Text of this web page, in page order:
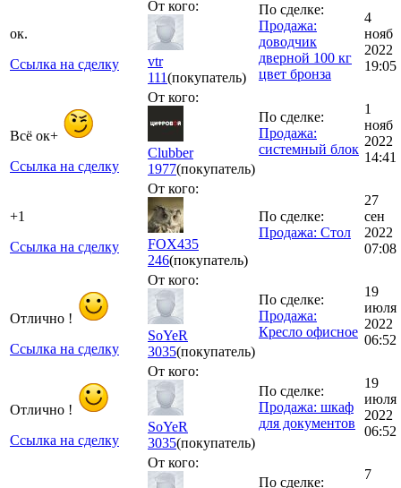
ок.
Ссылка на сделку
От кого:
vtr
111(покупатель)
По сделке:
Продажа:
доводчик
дверной 100 кг
цвет бронза
4
нояб
2022
19:05
Всё ок+
Ссылка на сделку
От кого:
Сlubber
1977(покупатель)
По сделке:
Продажа:
системный блок
1
нояб
2022
14:41
+1
Ссылка на сделку
От кого:
FOX435
246(покупатель)
По сделке:
Продажа: Стол
27
сен
2022
07:08
Отлично !
Ссылка на сделку
От кого:
SoYeR
3035(покупатель)
По сделке:
Продажа:
Кресло офисное
19
июля
2022
06:52
Отлично !
Ссылка на сделку
От кого:
SoYeR
3035(покупатель)
По сделке:
Продажа: шкаф
для документов
19
июля
2022
06:52
От кого:
По сделке:
7